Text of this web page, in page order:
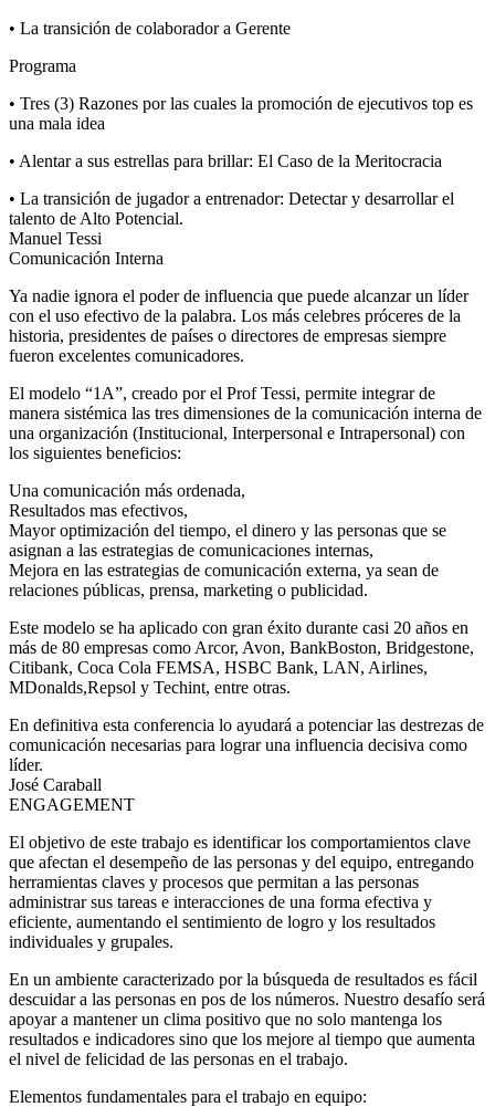
• La transición de colaborador a Gerente
Programa
• Tres (3) Razones por las cuales la promoción de ejecutivos top es
una mala idea
• Alentar a sus estrellas para brillar: El Caso de la Meritocracia
• La transición de jugador a entrenador: Detectar y desarrollar el
talento de Alto Potencial.
Manuel Tessi
Comunicación Interna
Ya nadie ignora el poder de influencia que puede alcanzar un líder
con el uso efectivo de la palabra. Los más celebres próceres de la
historia, presidentes de países o directores de empresas siempre
fueron excelentes comunicadores.
El modelo “1A”, creado por el Prof Tessi, permite integrar de
manera sistémica las tres dimensiones de la comunicación interna de
una organización (Institucional, Interpersonal e Intrapersonal) con
los siguientes beneficios:
Una comunicación más ordenada,
Resultados mas efectivos,
Mayor optimización del tiempo, el dinero y las personas que se
asignan a las estrategias de comunicaciones internas,
Mejora en las estrategias de comunicación externa, ya sean de
relaciones públicas, prensa, marketing o publicidad.
Este modelo se ha aplicado con gran éxito durante casi 20 años en
más de 80 empresas como Arcor, Avon, BankBoston, Bridgestone,
Citibank, Coca Cola FEMSA, HSBC Bank, LAN, Airlines,
MDonalds,Repsol y Techint, entre otras.
En definitiva esta conferencia lo ayudará a potenciar las destrezas de
comunicación necesarias para lograr una influencia decisiva como
líder.
José Caraball
ENGAGEMENT
El objetivo de este trabajo es identificar los comportamientos clave
que afectan el desempeño de las personas y del equipo, entregando
herramientas claves y procesos que permitan a las personas
administrar sus tareas e interacciones de una forma efectiva y
eficiente, aumentando el sentimiento de logro y los resultados
individuales y grupales.
En un ambiente caracterizado por la búsqueda de resultados es fácil
descuidar a las personas en pos de los números. Nuestro desafío será
apoyar a mantener un clima positivo que no solo mantenga los
resultados e indicadores sino que los mejore al tiempo que aumenta
el nivel de felicidad de las personas en el trabajo.
Elementos fundamentales para el trabajo en equipo: